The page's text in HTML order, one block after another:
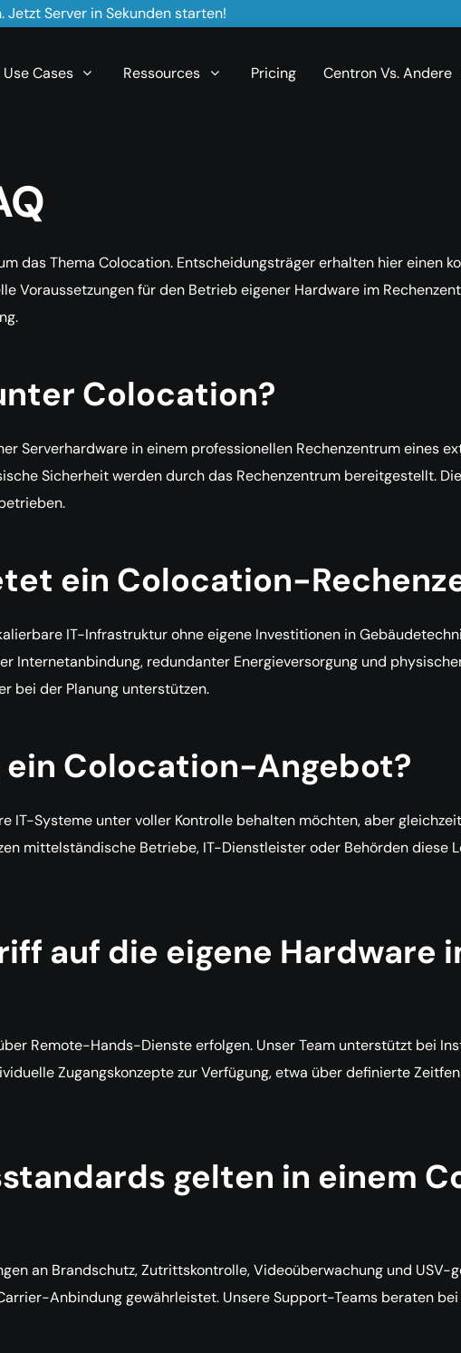
Jetzt Server in Sekunden starten!
Use Cases Ressources Pricing Centron Vs. Andere
das Thema Colocation. Entscheidungsträger erhalten hier einen
Voraussetzungen für den Betrieb eigener Hardware im
Colocation?
Serverhardware in einem professionellen Rechenzentrum eines
Sicherheit werden durch das Rechenzentrum bereitgestellt.
ein Colocation-
IT-Infrastruktur ohne eigene Investitionen in
Internetanbindung, redundanter Energieversorgung und
bei der Planung unterstützen.
ein Colocation-Angebot?
IT-Systeme unter voller Kontrolle behalten möchten, aber
mittelständische Betriebe, IT-Dienstleister oder Behörden diese
auf die eigene Hardware
Remote-Hands-Dienste erfolgen. Unser Team unterstützt bei
Zugangskonzepte zur Verfügung, etwa über definierte
gelten in einem
an Brandschutz, Zutrittskontrolle, Videoüberwachung und USV-
Anbindung gewährleistet. Unsere Support-Teams beraten